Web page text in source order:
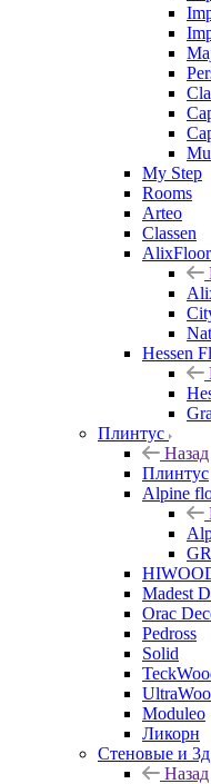
My Step
Rooms
Arteo
Classen
AlixFloor
Hessen
Плинтус
Назад
Плинтус
Alpine
Madest
Orac
Pedross
Solid
Moduleo
Ликорн
Стеновые и
Назад